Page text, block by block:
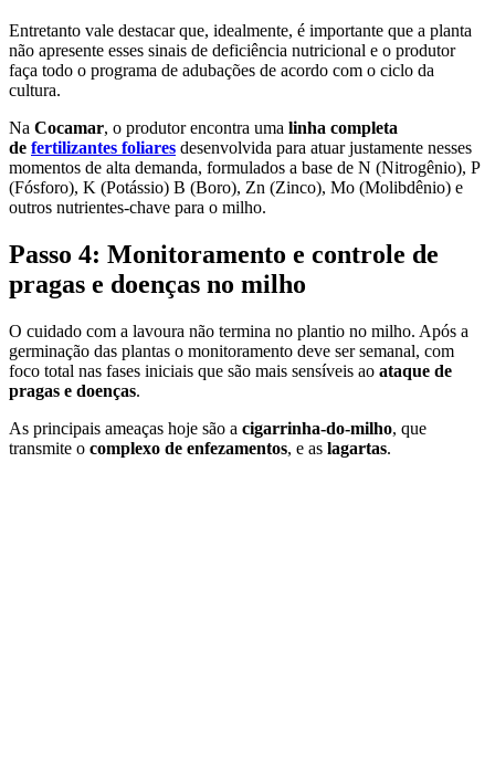
Entretanto vale destacar que, idealmente, é importante que a planta
não apresente esses sinais de deficiência nutricional e o produtor
faça todo o programa de adubações de acordo com o ciclo da
cultura.
Na Cocamar, o produtor encontra uma linha completa
de fertilizantes foliares desenvolvida para atuar justamente nesses
momentos de alta demanda, formulados a base de N (Nitrogênio), P
(Fósforo), K (Potássio) B (Boro), Zn (Zinco), Mo (Molibdênio) e
outros nutrientes-chave para o milho.
Passo 4: Monitoramento e controle de
pragas e doenças no milho
O cuidado com a lavoura não termina no plantio no milho. Após a
germinação das plantas o monitoramento deve ser semanal, com
foco total nas fases iniciais que são mais sensíveis ao ataque de
pragas e doenças.
As principais ameaças hoje são a cigarrinha-do-milho, que
transmite o complexo de enfezamentos, e as lagartas.